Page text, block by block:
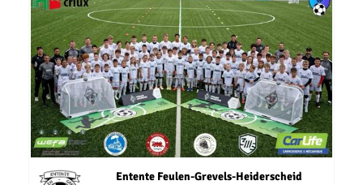
Entente Feulen-Grevels-Heiderscheid